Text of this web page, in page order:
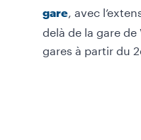
gare , avec
delà de la gare
gares à partir du